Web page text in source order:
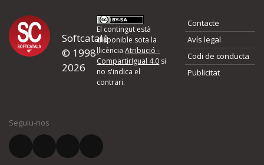
Proposeu-nos millores o
d'errors
Si heu trobat un error o voleu proposar alguna millora, ompliu els
quina és la millora que proposeu o l'error del qual voleu informar-
El vostre correu electrònic *
Softcatalà
© 1998-
2026
El contingut està
disponible sota la
llicènciaAtribució -
CompartirIgual 4.0 si
no s'indica el
contrari.
Contacte
Avís legal
Codi de conducta
Publicitat
Seguiu-nos